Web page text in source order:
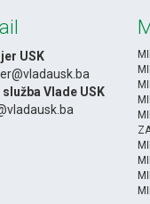
USK
služba Vlade USK